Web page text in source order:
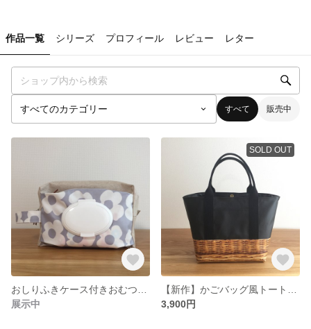
作品一覧 シリーズ プロフィール レビュー レター
すべて 販売中
展示中
SOLD OUT
3,900円